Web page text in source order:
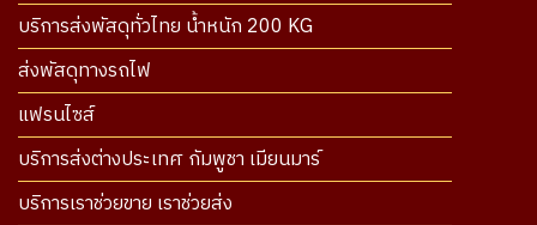
บริการส่งพัสดุทั่วไทย น้ำหนัก 200 KG
ส่งพัสดุทางรถไฟ
แฟรนไซส์
บริการส่งต่างประเทศ กัมพูชา เมียนมาร์
บริการเราช่วยขาย เราช่วยส่ง